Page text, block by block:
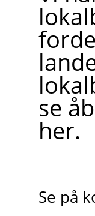
se
her.
Se på